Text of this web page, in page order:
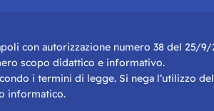
con autorizzazione numero 38 del 25/9/
scopo didattico e informativo.
i termini di legge. Si nega l’utilizzo
informatico.